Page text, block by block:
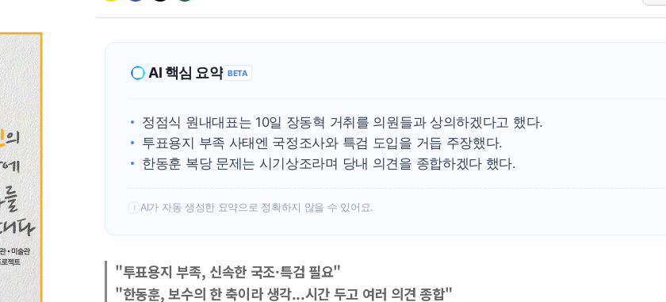
李대통령, 오늘 부동산 정
유럽증시, 견조한 실적
리투아니아 국방 "러, 우
구광모, 내주 실리콘밸
뉴욕증시 개장 전 특징
김정관 장관 "영업이익
뉴욕증시 프리뷰, 미 주
청와대, 북한 단거리 탄
AI 핵심 요약 BETA
정점식 원내대표는 10일 장동혁 거취를 의원들과 상의하겠다고 했다.
투표용지 부족 사태엔 국정조사와 특검 도입을 거듭 주장했다.
한동훈 복당 문제는 시기상조라며 당내 의견을 종합하겠다 했다.
! AI가 자동 생성한 요약으로 정확하지 않을 수 있어요.
"투표용지 부족, 신속한 국조·특검 필요"
"한동훈, 보수의 한 축이라 생각...시간 두고 여러 의견 종합"